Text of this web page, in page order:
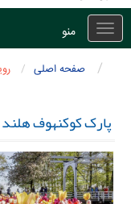
Toggleمنو
صفحه اصلی
پارک کوکنهوف هلند